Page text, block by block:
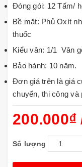
Đóng gói: 12 Tấm/
Bề mặt: Phủ Oxít
thuốc
Kiểu vân: 1/1 Vân
Bảo hành: 10 năm.
Đơn giá trên là giá
chuyển, thi công và
200.000₫
Số lượng